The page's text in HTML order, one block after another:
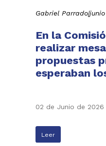
Gabriel Parrado|
En la
realizar
propuestas
esperaban
02 de Junio de
Leer